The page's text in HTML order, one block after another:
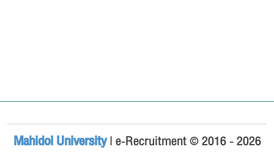
Mahidol University| e-Recruitment © 2016 - 2026